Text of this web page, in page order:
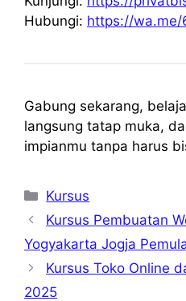
Hubungi: https://
Gabung sekarang,
langsung tatap muka,
impianmu tanpa harus
Kategori
Kursus
Kursus Pembuatan
Yogyakarta Jogja
Kursus Toko Online
2025